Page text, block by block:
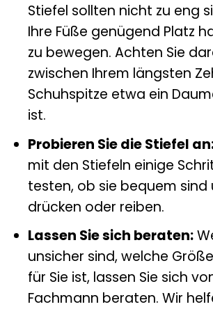
Stiefel sollten nicht zu eng
Ihre Füße genügend Platz
zu bewegen. Achten Sie
zwischen Ihrem längsten
Schuhspitze etwa ein
ist.
Probieren Sie die Stiefel
mit den Stiefeln einige
testen, ob sie bequem sind
drücken oder reiben.
Lassen Sie sich beraten:
unsicher sind, welche
für Sie ist, lassen Sie sich
Fachmann beraten. Wir